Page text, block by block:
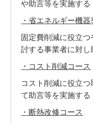
や助言等を実施する
・省エネルギー機
固定費削減に役立
討する事業者に対
・コスト削減コース
コスト削減に役立
て助言等を実施する
・断熱改修コース